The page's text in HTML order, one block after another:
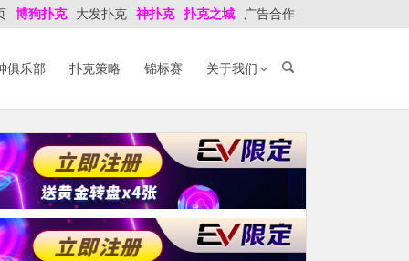
博狗扑克 大发扑克 神扑克 扑克之城 广告合作
俱乐部 扑克策略 锦标赛 关于我们